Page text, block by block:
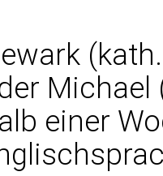
einer